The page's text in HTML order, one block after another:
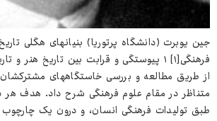
جین یوبرت (دانشگاه پرتوریا) بنیان‌های هگلی
فرهنگی[۱] ۱ پیوستگی و قرابت بین تاریخ هنر
از طریق مطالعه و بررسی خاستگاه‌های
متناظر در مقام علوم فرهنگی شرح داد. هدف هر
طبق تولیدات فرهنگی انسان، و درون یک